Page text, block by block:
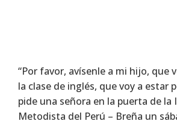
“Por favor, avísenle a mi hijo, que
la clase de inglés, que voy a estar
pide una señora en la puerta de la
Metodista del Perú – Breña un